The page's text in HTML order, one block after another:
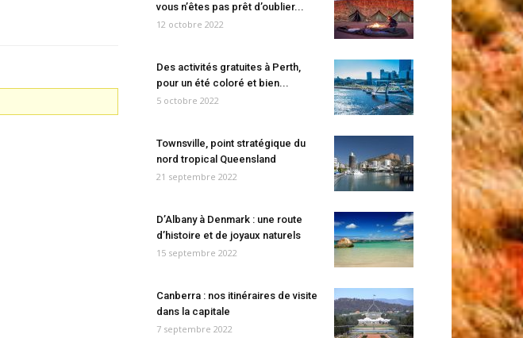
vous n’êtes pas prêt d’oublier...
12 octobre 2022
Des activités gratuites à Perth,
pour un été coloré et bien...
5 octobre 2022
Townsville, point stratégique du
nord tropical Queensland
21 septembre 2022
D’Albany à Denmark : une route
d’histoire et de joyaux naturels
15 septembre 2022
Canberra : nos itinéraires de visite
dans la capitale
7 septembre 2022